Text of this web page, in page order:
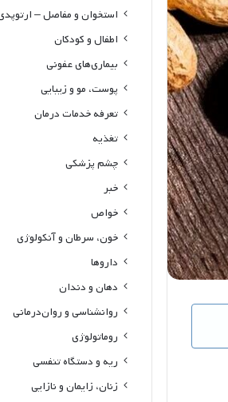
استخوان و مفاصل –
اطفال و کودکان
بیماری‌های عفونی
پوست، مو و زیبایی
تعرفه خدمات درمان
تغذیه
چشم پزشکی
خبر
خواص
خون، سرطان و آنکولوژی
داروها
دهان و دندان
روانشناسی و روان‌درمانی
روماتولوژی
ریه و دستگاه تنفسی
زنان، زایمان و نازایی